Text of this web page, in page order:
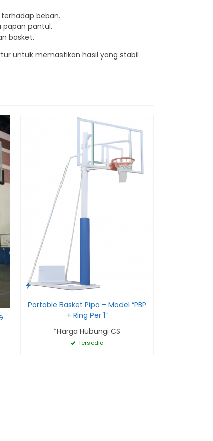
beban.
pantul.
basket.
untuk memastikan hasil yang stabil
Portable Basket Pipa – Model “PBP
+ Ring Per 1”
*Harga Hubungi CS
Tersedia